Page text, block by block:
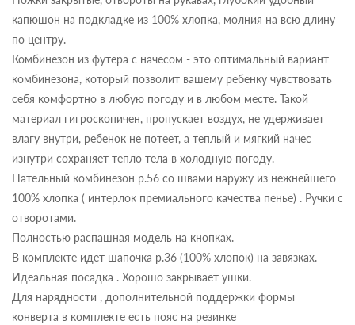
капюшон на подкладке из 100% хлопка, молния на всю длину
по центру.
Комбинезон из футера с начесом - это оптимальный вариант
комбинезона, который позволит вашему ребенку чувствовать
себя комфортно в любую погоду и в любом месте. Такой
материал гигроскопичен, пропускает воздух, не удерживает
влагу внутри, ребенок не потеет, а теплый и мягкий начес
изнутри сохраняет тепло тела в холодную погоду.
Нательный комбинезон р.56 со швами наружу из нежнейшего
100% хлопка ( интерлок премиального качества пенье) . Ручки с
отворотами.
Полностью распашная модель на кнопках.
В комплекте идет шапочка р.36 (100% хлопок) на завязках.
Идеальная посадка . Хорошо закрывает ушки.
Для нарядности , дополнительной поддержки формы
конверта в комплекте есть пояс на резинке